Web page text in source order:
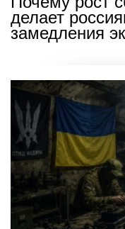
делает
замедления